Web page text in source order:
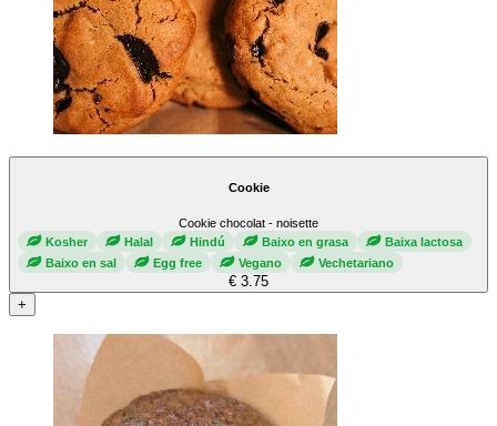
Cookie
Cookie chocolat - noisette
Kosher
Halal Hindú Baixo en grasa
Baixa lactosa
Baixo en sal
Egg free Vegano Vechetariano
€ 3.75
+